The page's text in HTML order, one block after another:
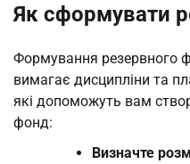
Як сформувати
Формування резервного
вимагає дисципліни та
які допоможуть вам
фонд:
Визначте